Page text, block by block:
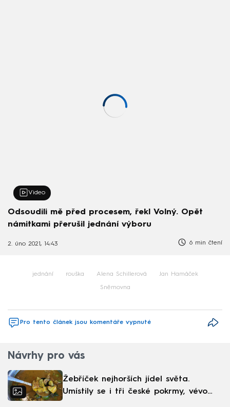
Video
Odsoudili mě před procesem, řekl Volný. Opět
námitkami přerušil jednání výboru
2. úno 2021, 14:43 6 min čtení
jednání rouška Alena Schillerová Jan Hamáček
Sněmovna
Pro tento článek jsou komentáře vypnuté
Návrhy pro vás
Žebříček nejhorších jídel světa.
Umístily se i tři české pokrmy, vévodí